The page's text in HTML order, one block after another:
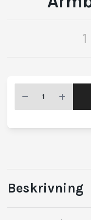
Beskrivning